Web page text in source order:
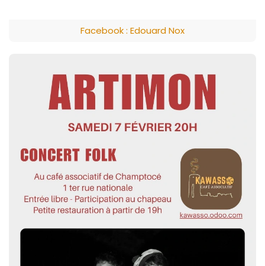
Facebook : Edouard Nox